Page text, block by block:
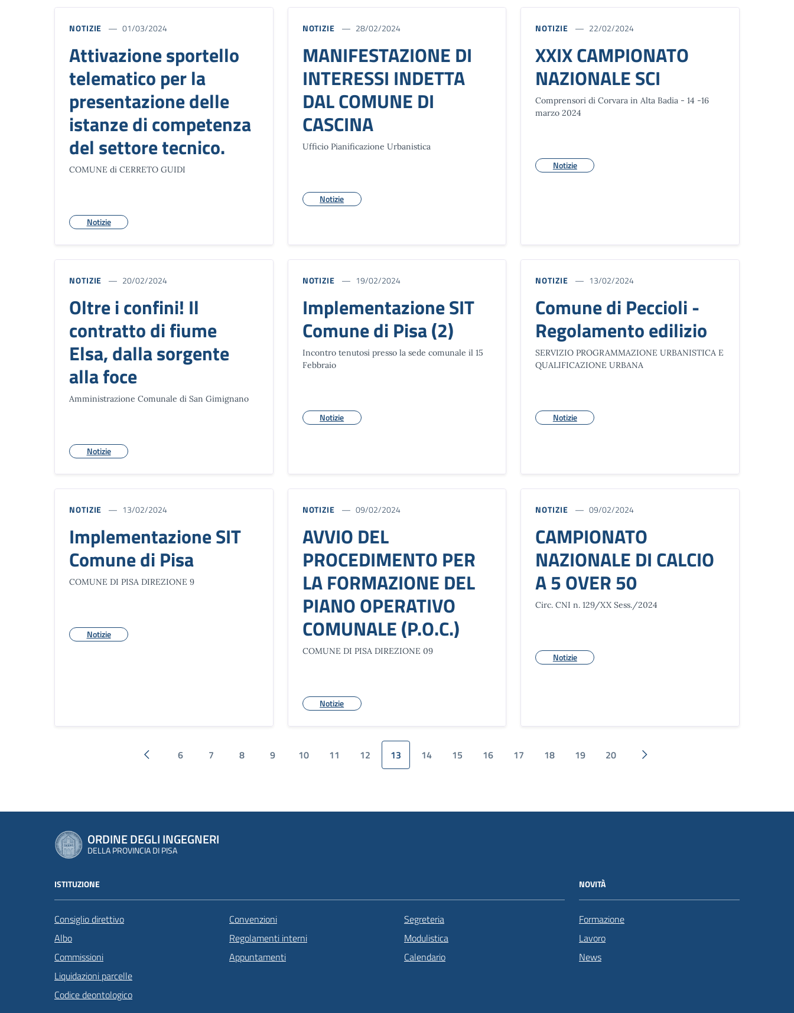
NOTIZIE 01/03/2024
Attivazione sportello
telematico per la
presentazione delle
istanze di competenza
del settore tecnico.
COMUNE di CERRETO GUIDI
Notizie
NOTIZIE 28/02/2024
MANIFESTAZIONE DI
INTERESSI INDETTA
DAL COMUNE DI
CASCINA
Ufficio Pianificazione Urbanistica
Notizie
NOTIZIE 22/02/2024
XXIX CAMPIONATO
NAZIONALE SCI
Comprensori di Corvara in Alta Badia - 14 -16
marzo 2024
Notizie
NOTIZIE 20/02/2024
Oltre i confini! Il
contratto di fiume
Elsa, dalla sorgente
alla foce
Amministrazione Comunale di San Gimignano
Notizie
NOTIZIE 19/02/2024
Implementazione SIT
Comune di Pisa (2)
Incontro tenutosi presso la sede comunale il 15
Febbraio
Notizie
NOTIZIE 13/02/2024
Comune di Peccioli -
Regolamento edilizio
SERVIZIO PROGRAMMAZIONE URBANISTICA E
QUALIFICAZIONE URBANA
Notizie
NOTIZIE 13/02/2024
Implementazione SIT
Comune di Pisa
COMUNE DI PISA DIREZIONE 9
Notizie
NOTIZIE 09/02/2024
AVVIO DEL
PROCEDIMENTO PER
LA FORMAZIONE DEL
PIANO OPERATIVO
COMUNALE (P.O.C.)
COMUNE DI PISA DIREZIONE 09
Notizie
NOTIZIE 09/02/2024
CAMPIONATO
NAZIONALE DI CALCIO
A 5 OVER 50
Circ. CNI n. 129/XX Sess./2024
Notizie
Pagina precedente
6 7 8 9 10 11 12 13 14 15 16 17 18 19 20 Pagina successiva
ORDINE DEGLI INGEGNERI
DELLA PROVINCIA DI PISA
ISTITUZIONE
Consiglio direttivo
Albo
Commissioni
Liquidazioni parcelle
Codice deontologico
Convenzioni
Regolamenti interni
Appuntamenti
Segreteria
Modulistica
Calendario
NOVITÀ
Formazione
Lavoro
News